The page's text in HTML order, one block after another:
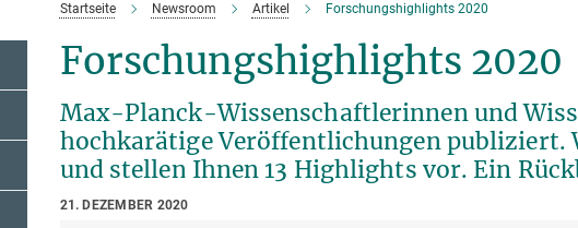
Startseite Newsroom Artikel Forschungshighlights 2020
Forschungshighlights 2020
Max-Planck-Wissenschaftlerinnen und
hochkarätige Veröffentlichungen publiziert.
und stellen Ihnen 13 Highlights vor. Ein
21. DEZEMBER 2020